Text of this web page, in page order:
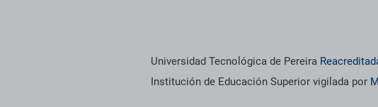
Universidad Tecnológica de Pereira
Institución de Educación Superior vigilada por